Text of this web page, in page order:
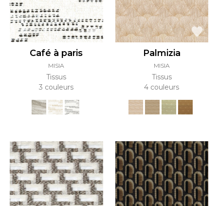
Café à paris
MISIA
Tissus
3 couleurs
Palmizia
MISIA
Tissus
4 couleurs